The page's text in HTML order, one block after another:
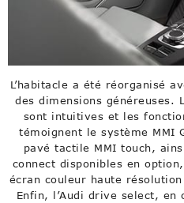
L’habitacle a été réorganisé
des dimensions généreuses.
sont intuitives et les
témoignent le système MMI
pavé tactile MMI touch,
connect disponibles en
écran couleur haute
Enfin, l’Audi drive select,